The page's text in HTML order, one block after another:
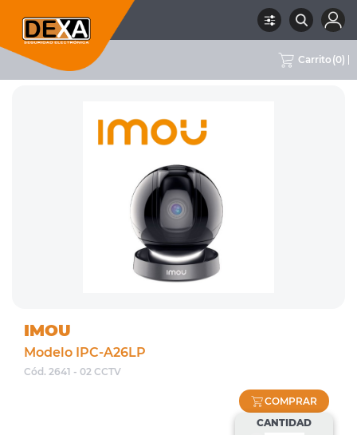
Carrito (0)
RUBRO SUBRUBRO
IMOU
Modelo IPC-A26LP
Cód. 2641 - 02 CCTV
COMPRAR
CANTIDAD